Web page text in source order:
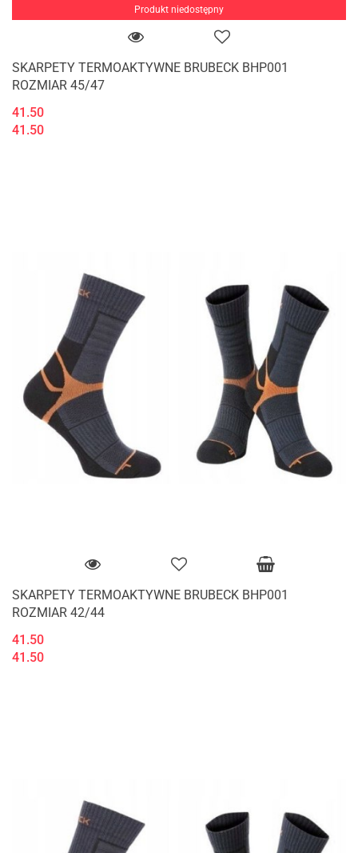
Produkt niedostępny
SKARPETY TERMOAKTYWNE BRUBECK BHP001
ROZMIAR 45/47
41.50
41.50
SKARPETY TERMOAKTYWNE BRUBECK BHP001
ROZMIAR 42/44
41.50
41.50